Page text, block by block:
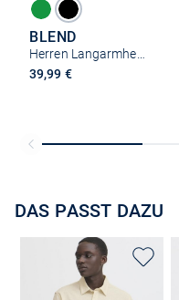
BLEND
Herren Langarmhemd - BHShirt
39,99 €
DAS PASST DAZU